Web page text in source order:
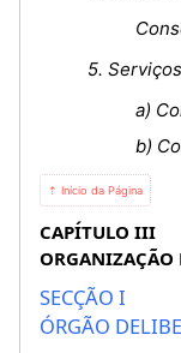
5.
a)
b)
⇡ Início da Página
CAPÍTULO III
ORGANIZAÇÃO
SECÇÃO I
ÓRGÃO